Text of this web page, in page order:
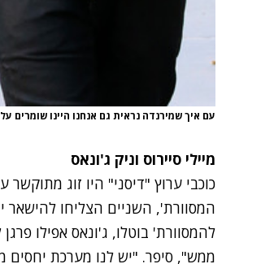
עם איך שמירנדה נראית גם אנחנו היינו שומרים
מיילי סיירוס וניק ג'ונאס
המסוורת', השניים הצליחו להישאר
להמסוורת' בוטלו, ג'ונאס אפילו
ממש", סיפר. "יש לנו מערכת יחסים